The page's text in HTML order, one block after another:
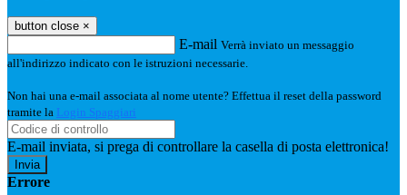
button close ×
E-mail Verrà inviato un messaggio
all'indirizzo indicato con le istruzioni necessarie.
Non hai una e-mail associata al nome utente? Effettua il reset della password
tramite la Login Spaggiari
E-mail inviata, si prega di controllare la casella di posta elettronica!
Errore